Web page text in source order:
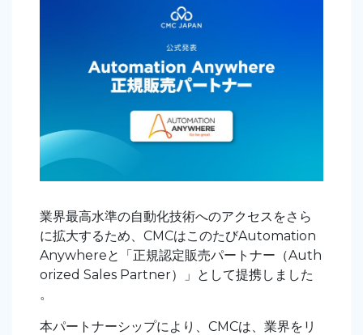
業界最高水準の自動化技術へのアクセスをさら
に拡大するため、CMCはこのたびAutomation
Anywhereと「正規認定販売パートナー（Auth
orized Sales Partner）」として提携しました
。
本パートナーシップにより、CMCは、業界をリ